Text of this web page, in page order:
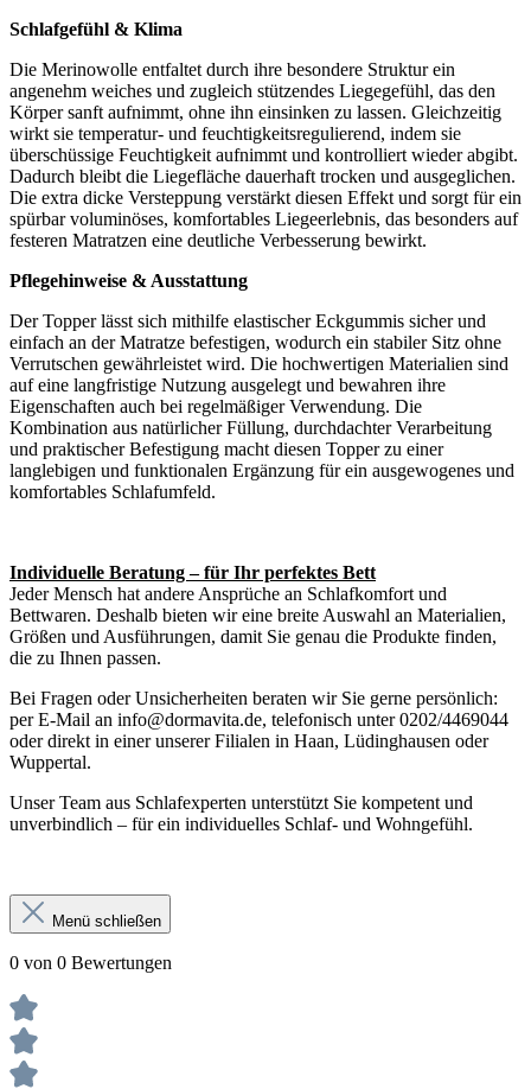
Schlafgefühl & Klima
Die Merinowolle entfaltet durch ihre besondere Struktur ein
angenehm weiches und zugleich stützendes Liegegefühl, das den
Körper sanft aufnimmt, ohne ihn einsinken zu lassen. Gleichzeitig
wirkt sie temperatur- und feuchtigkeitsregulierend, indem sie
überschüssige Feuchtigkeit aufnimmt und kontrolliert wieder abgibt.
Dadurch bleibt die Liegefläche dauerhaft trocken und ausgeglichen.
Die extra dicke Versteppung verstärkt diesen Effekt und sorgt für ein
spürbar voluminöses, komfortables Liegeerlebnis, das besonders auf
festeren Matratzen eine deutliche Verbesserung bewirkt.
Pflegehinweise & Ausstattung
Der Topper lässt sich mithilfe elastischer Eckgummis sicher und
einfach an der Matratze befestigen, wodurch ein stabiler Sitz ohne
Verrutschen gewährleistet wird. Die hochwertigen Materialien sind
auf eine langfristige Nutzung ausgelegt und bewahren ihre
Eigenschaften auch bei regelmäßiger Verwendung. Die
Kombination aus natürlicher Füllung, durchdachter Verarbeitung
und praktischer Befestigung macht diesen Topper zu einer
langlebigen und funktionalen Ergänzung für ein ausgewogenes und
komfortables Schlafumfeld.
Individuelle Beratung – für Ihr perfektes Bett
Jeder Mensch hat andere Ansprüche an Schlafkomfort und
Bettwaren. Deshalb bieten wir eine breite Auswahl an Materialien,
Größen und Ausführungen, damit Sie genau die Produkte finden,
die zu Ihnen passen.
Bei Fragen oder Unsicherheiten beraten wir Sie gerne persönlich:
per E-Mail an info@dormavita.de, telefonisch unter 0202/4469044
oder direkt in einer unserer Filialen in Haan, Lüdinghausen oder
Wuppertal.
Unser Team aus Schlafexperten unterstützt Sie kompetent und
unverbindlich – für ein individuelles Schlaf- und Wohngefühl.
Menü schließen
0 von 0 Bewertungen